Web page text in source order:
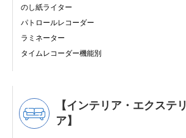
のし紙ライター
パトロールレコーダー
ラミネーター
タイムレコーダー機能別
【インテリア・エクステリ
ア】